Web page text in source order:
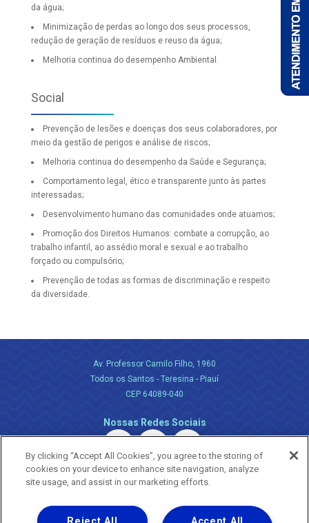
da água;
Minimização de perdas ao longo dos seus processos,
redução de geração de resíduos e reuso da água;
Melhoria continua do desempenho Ambiental.
Social
Prevenção de lesões e doenças dos seus colaboradores, por
meio da gestão de perigos e análise de riscos;
Melhoria continua do desempenho da Saúde e Segurança;
Comportamento legal, ético e transparente junto às partes
interessadas;
Desenvolvimento humano das comunidades onde atuamos;
Promoção dos Direitos Humanos: combate a corrupção, ao
trabalho infantil, ao assédio moral e sexual e ao trabalho
forçado ou compulsório;
Prevenção de todas as formas de discriminação e respeito
da diversidade.
Av. Professor Camilo Filho, 1960
Todos os Santos - Teresina - Piauí
CEP 64089-040
Nossas Redes Sociais
By clicking “Accept All Cookies”, you agree to the storing of
cookies on your device to enhance site navigation, analyze
site usage, and assist in our marketing efforts.